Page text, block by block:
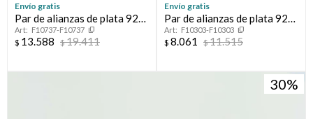
Envío gratis
Par de alianzas de plata 925
y double en oro 18 ktes.
F10737-F10737
$ 13.588 $19.411
Envío gratis
Par de alianzas de plata 925
y double en oro 18 ktes.
F10303-F10303
$ 8.061 $11.515
30